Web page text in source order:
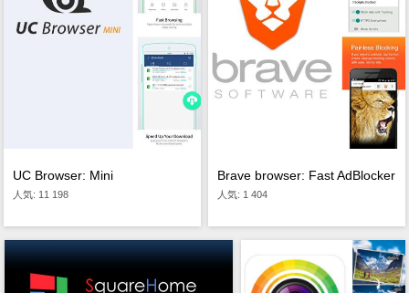
UC Browser: Mini
人気: 11 198
Brave browser: Fast AdBlocker
人気: 1 404